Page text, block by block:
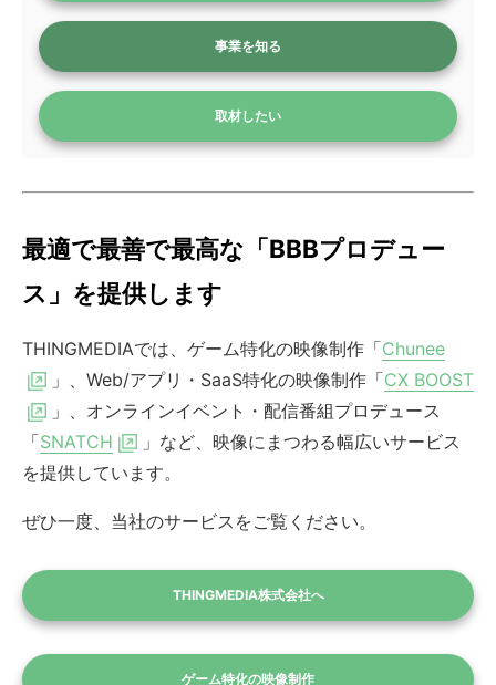
事業を知る
取材したい
最適で最善で最高な「BBBプロデュー
ス」を提供します
THINGMEDIAでは、ゲーム特化の映像制作「Chunee
」、Web/アプリ・SaaS特化の映像制作「CX BOOST
」、オンラインイベント・配信番組プロデュース
「SNATCH
」など、映像にまつわる幅広いサービス
を提供しています。
ぜひ一度、当社のサービスをご覧ください。
THINGMEDIA株式会社へ
ゲーム特化の映像制作